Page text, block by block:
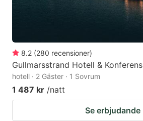
8.2 (280 recensioner)
Gullmarsstrand Hotell & Konferens
hotell · 2 Gäster · 1 Sovrum
1 487 kr /natt
Se erbjudande